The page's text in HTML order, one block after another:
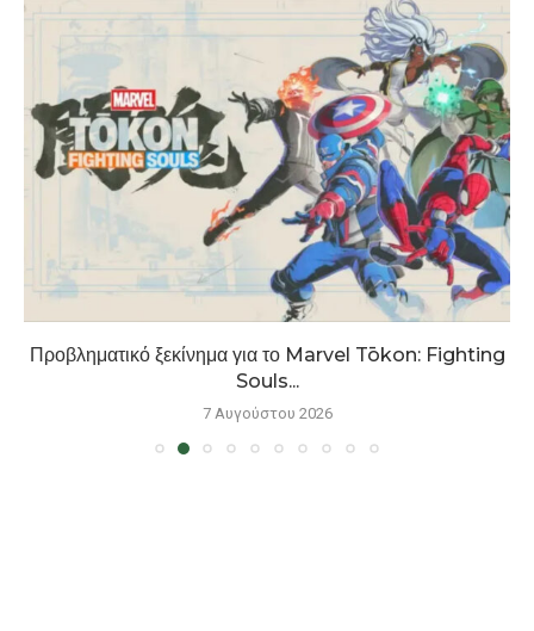
Προβληματικό ξεκίνημα για το Marvel Tōkon: Fighting
Souls...
7 Αυγούστου 2026